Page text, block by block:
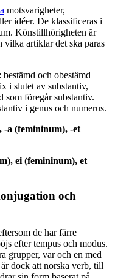
motsvarigheter,
idéer. De klassificeras i
Könstillhörigheten är
vilka artiklar det ska paras
och obestämd
i slutet av substantiv,
som föregår substantiv.
i genus och numerus.
a (femininum), -et
ei (femininum), et
och
de har färre
efter tempus och modus.
grupper, var och en med
dock att norska verb, till